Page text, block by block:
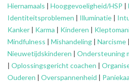
Hiernamaals | Hooggevoeligheid/HSP |
Identiteitsproblemen | Illuminatie |
Kanker | Karma | Kinderen |
Mindfulness | Mishandeling | Narcisme |
Nieuwetijdskinderen | Ondersteuning
| Oplossingsgericht coachen |
Ouderen | Overspannenheid |